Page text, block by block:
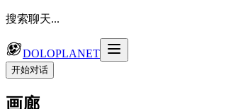
搜索聊天...
DOLOPLANET
开始对话
画廊